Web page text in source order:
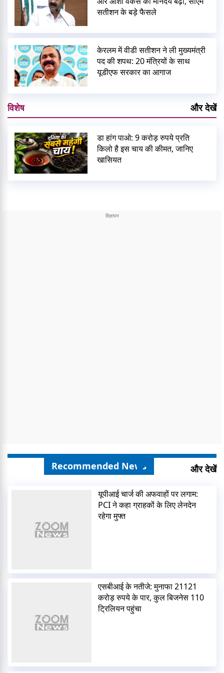
सतीशन के बड़े फैसले
केरलम में वीडी सतीशन ने ली मुख्यमंत्री
पद की शपथ: 20 मंत्रियों के साथ
यूडीएफ सरकार का आगाज
विशेष और देखें
डा हांग पाओ: 9 करोड़ रुपये प्रति
किलो है इस चाय की कीमत, जानिए
खासियत
Recommended News और देखें
यूपीआई चार्ज की अफवाहों पर लगाम:
PCI ने कहा ग्राहकों के लिए लेनदेन
रहेगा मुफ्त
एसबीआई के नतीजे: मुनाफा 21121
करोड़ रुपये के पार, कुल बिजनेस 110
ट्रिलियन पहुंचा